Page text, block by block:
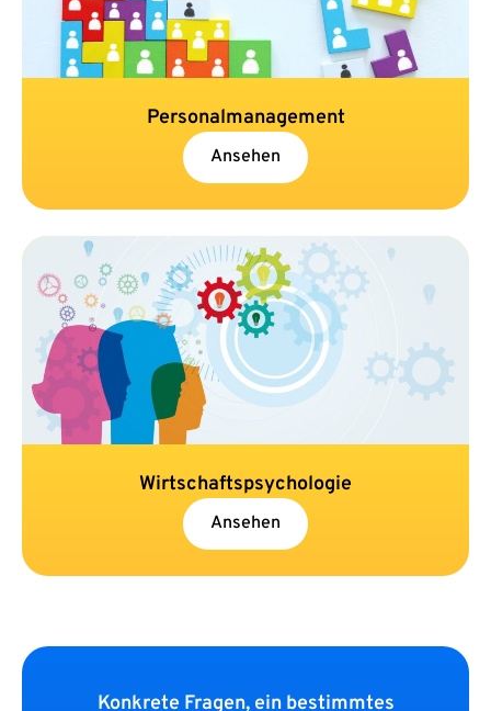
Personalmanagement
Ansehen
Wirtschaftspsychologie
Ansehen
Konkrete Fragen, ein bestimmtes